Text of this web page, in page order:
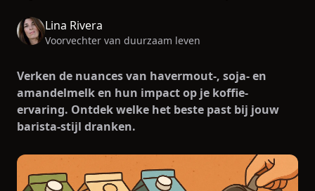
Lina Rivera
Voorvechter van duurzaam leven
Verken de nuances van havermout-, soja- en
amandelmelk en hun impact op je koffie-
ervaring. Ontdek welke het beste past bij jouw
barista-stijl dranken.